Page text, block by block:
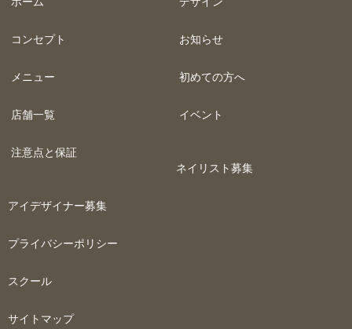
コンセプト
メニュー
店舗一覧
注意点と保証
お知らせ
初めての方へ
イベント
ネイリスト募集
アイデザイナー募集
プライバシーポリシー
スクール
サイトマップ